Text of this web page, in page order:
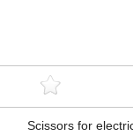
Scissors for